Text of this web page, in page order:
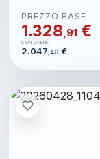
PREZZO BASE
1.328,91 €
CON ONERI:
2.047 ,46 €
favorite_border